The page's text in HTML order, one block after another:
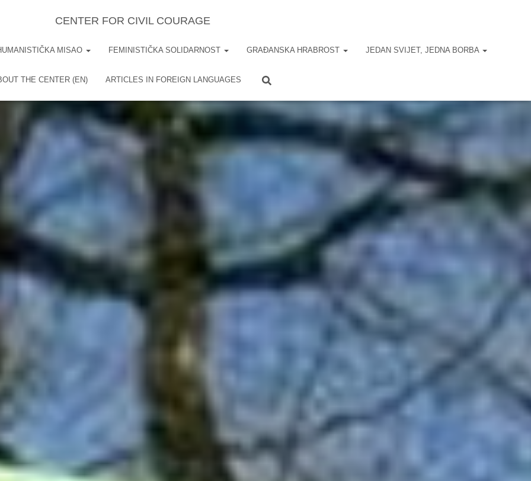
CENTER FOR CIVIL COURAGE
MISAO FEMINISTIČKA SOLIDARNOST GRAĐANSKA HRABROST JEDAN SVIJET, JEDNA BORBA
THE CENTER (EN) ARTICLES IN FOREIGN LANGUAGES